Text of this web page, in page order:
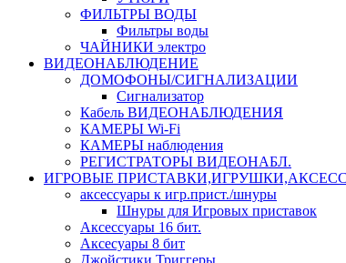
ФИЛЬТРЫ ВОДЫ
Фильтры воды
ЧАЙНИКИ электро
ВИДЕОНАБЛЮДЕНИЕ
ДОМОФОНЫ/СИГНАЛИЗАЦИИ
Сигнализатор
Кабель ВИДЕОНАБЛЮДЕНИЯ
КАМЕРЫ Wi-Fi
КАМЕРЫ наблюдения
РЕГИСТРАТОРЫ ВИДЕОНАБЛ.
ИГРОВЫЕ
аксесcуары к игр.прист./шнуры
Шнуры для Игровых приставок
Аксессуары 16 бит.
Аксесуары 8 бит
Джойстики,Триггеры